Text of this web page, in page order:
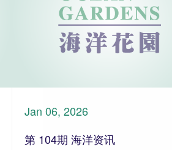
Jan 06, 2026
第 104期 海洋资讯